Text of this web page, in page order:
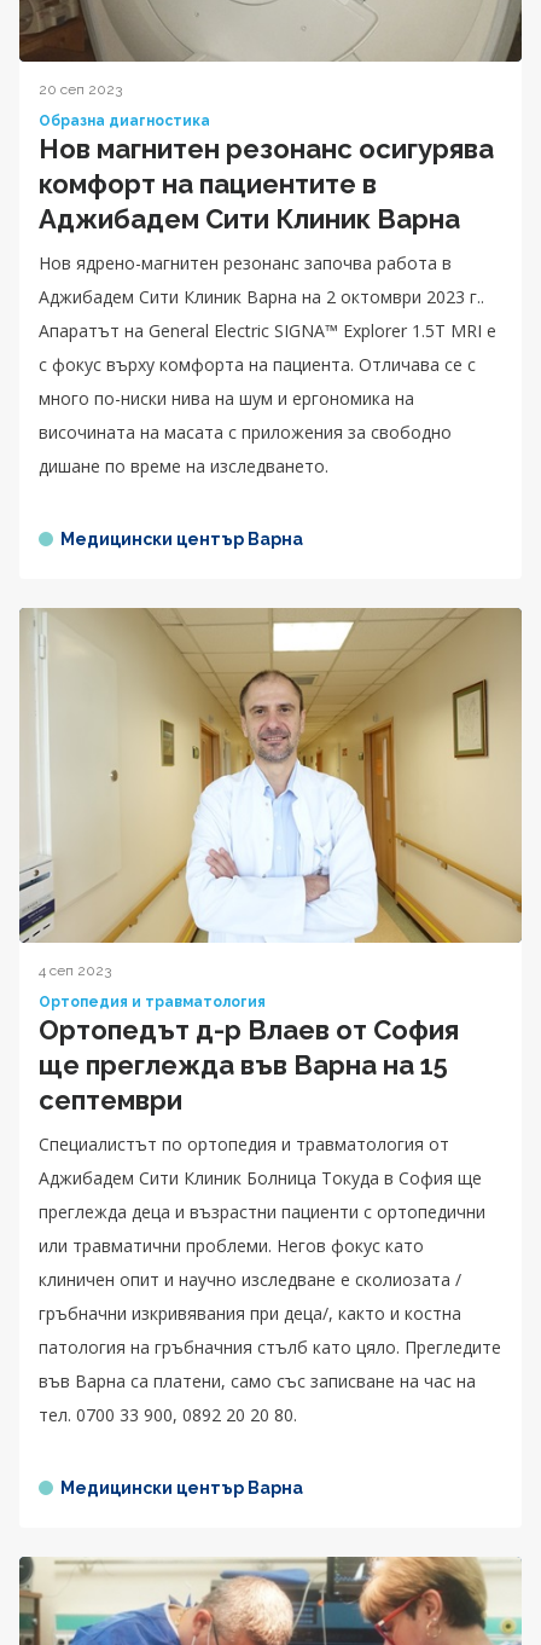
20 сеп 2023
Образна диагностика
Нов магнитен резонанс осигурява
комфорт на пациентите в
Аджибадем Сити Клиник Варна
Нов ядрено-магнитен резонанс започва работа в
Аджибадем Сити Клиник Варна на 2 октомври 2023 г..
Апаратът на General Electric SIGNA™ Explorer 1.5T MRI е
с фокус върху комфорта на пациента. Отличава се с
много по-ниски нива на шум и ергономика на
височината на масата с приложения за свободно
дишане по време на изследването.
Медицински център Варна
4 сеп 2023
Ортопедия и травматология
Ортопедът д-р Влаев от София
ще преглежда във Варна на 15
септември
Специалистът по ортопедия и травматология от
Аджибадем Сити Клиник Болница Токуда в София ще
преглежда деца и възрастни пациенти с ортопедични
или травматични проблеми. Негов фокус като
клиничен опит и научно изследване е сколиозата /
гръбначни изкривявания при деца/, както и костна
патология на гръбначния стълб като цяло. Прегледите
във Варна са платени, само със записване на час на
тел. 0700 33 900, 0892 20 20 80.
Медицински център Варна